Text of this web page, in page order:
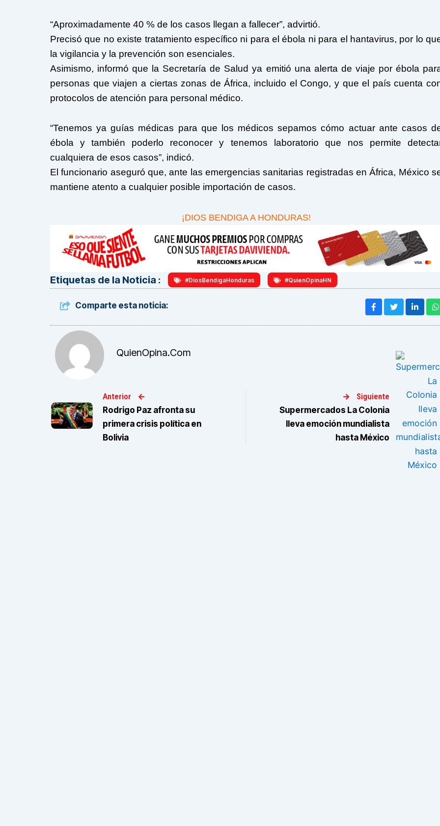
“Aproximadamente 40 % de los casos llegan a fallecer”, advirtió.
Precisó que no existe tratamiento específico ni para el ébola ni para el hantavirus, por lo
la vigilancia y la prevención son esenciales.
Asimismo, informó que la Secretaría de Salud ya emitió una alerta de viaje por ébola
personas que viajen a ciertas zonas de África, incluido el Congo, y que el país cuenta
protocolos de atención para personal médico.
“Tenemos ya guías médicas para que los médicos sepamos cómo actuar ante casos
ébola y también poderlo reconocer y tenemos laboratorio que nos permite
cualquiera de esos casos”, indicó.
El funcionario aseguró que, ante las emergencias sanitarias registradas en África, México
mantiene atento a cualquier posible importación de casos.
¡DIOS BENDIGA A HONDURAS!
Etiquetas de la Noticia : #DiosBendigaHonduras #QuienOpinaHN
Comparte esta noticia:
QuienOpina.com
Anterior
Rodrigo Paz afronta su
primera crisis política en
Bolivia
Siguiente
Supermercados La Colonia
lleva emoción mundialista
hasta México